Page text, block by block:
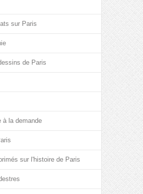
sur Paris
de Paris
à la demande
sur l'histoire de Paris